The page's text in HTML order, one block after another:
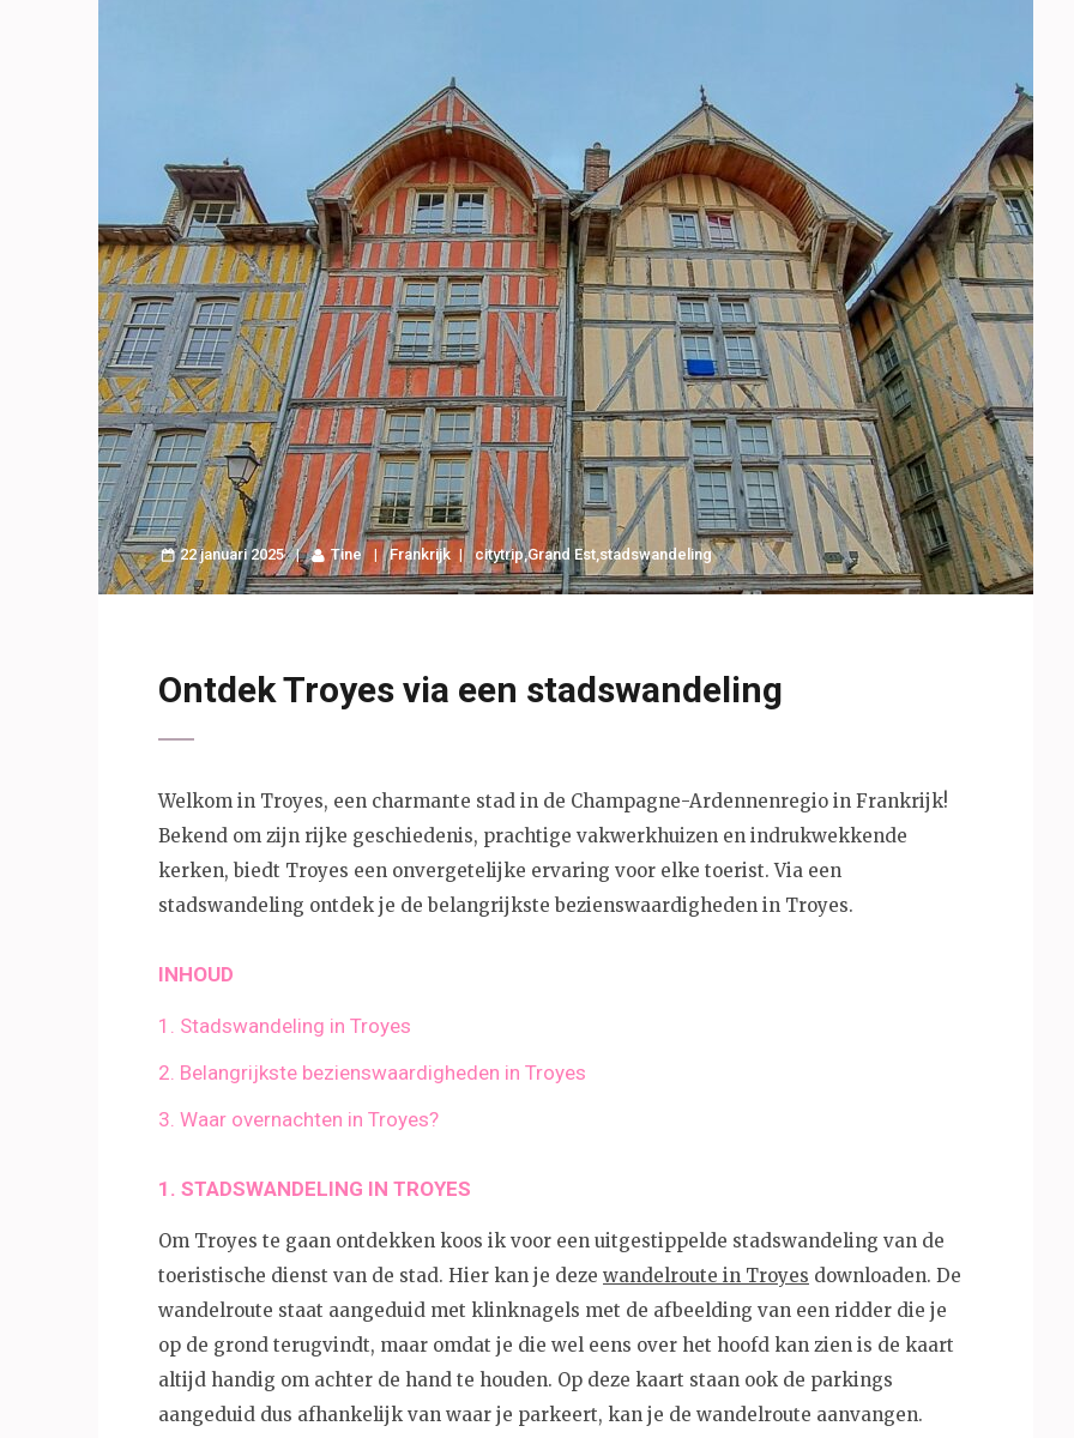
22 januari 2025 Tine Frankrijk citytrip,Grand Est,stadswandeling
Ontdek Troyes via een stadswandeling
Welkom in Troyes, een charmante stad in de Champagne-Ardennenregio in Frankrijk!
Bekend om zijn rijke geschiedenis, prachtige vakwerkhuizen en indrukwekkende
kerken, biedt Troyes een onvergetelijke ervaring voor elke toerist. Via een
stadswandeling ontdek je de belangrijkste bezienswaardigheden in Troyes.
INHOUD
1. Stadswandeling in Troyes
2. Belangrijkste bezienswaardigheden in Troyes
3. Waar overnachten in Troyes?
1. STADSWANDELING IN TROYES
Om Troyes te gaan ontdekken koos ik voor een uitgestippelde stadswandeling van de
toeristische dienst van de stad. Hier kan je deze wandelroute in Troyes downloaden. De
wandelroute staat aangeduid met klinknagels met de afbeelding van een ridder die je
op de grond terugvindt, maar omdat je die wel eens over het hoofd kan zien is de kaart
altijd handig om achter de hand te houden. Op deze kaart staan ook de parkings
aangeduid dus afhankelijk van waar je parkeert, kan je de wandelroute aanvangen.